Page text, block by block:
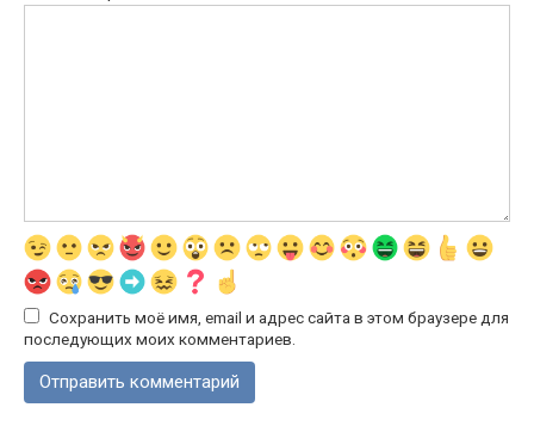
Сохранить моё имя, email и адрес сайта в этом браузере для
последующих моих комментариев.